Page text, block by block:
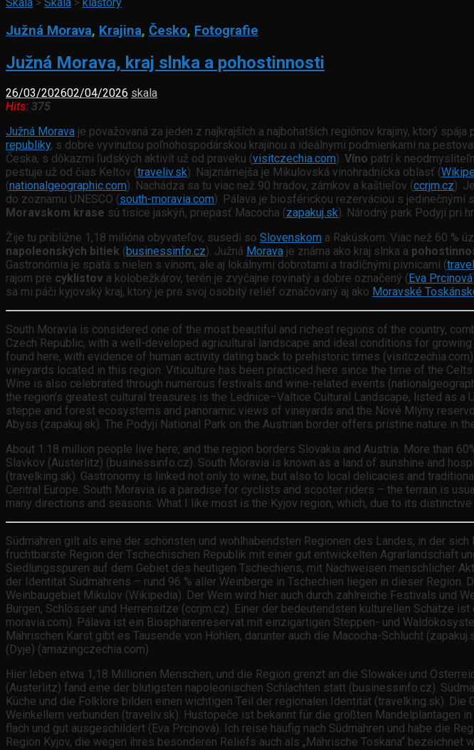
Južná Morava, Krajina, Česko, Fotografie
Južná Morava, kraj slnka a pohostinnosti
26/03/202602/04/2026 skala
Hits: 375
Južná Morava je považovaná za jeden z najkrajších a najbohatších regiónov krajiny, ktorý
republiky, s dobre vyvinutou poľnohospodárskou krajinou a ideálnymi podmienkami na
Česka, s dôkazmi ľudských aktivít už od praveku (visitczechia.com). Víno patrí k
pestuje už od čias Keltov (traveliv.sk). Najznámejša je Mikulovská vinohradnícka oblasť (
(nationalgeographic.com). Nachádza sa tu viac než 90 hradov, zámkov a kaštieľov (ccrjm.cz).
do zoznamu UNESCO (south-moravia.com). Pálava je biosférickou rezerváciou s
Moravskom krase sú tisíce jaskýň, priepasť Macocha (zapakuj.sk). Národný park Podyjí pri
Žije tu približne 1,18 milióna obyvateľov, susedí so Slovenskom a Rakúskom. Viac než 60 %
napoleonských bitiek (businessinfo.cz). Južná Morava je známa ako kraj slnka a
Gastronómia je spätá s nielen s vínom, ale aj lokálnymi dobrotami a tradičnými pivnicami (
rajom pre cyklistov a kolobežkárov, terén je zvyčajne rovinatý a dobre označený ( Eva Prcinová
sa mi páči kyjovský kraj, ktorý je pre svoj osobitý reliéf označovaný aj ako Moravské
South Moravia is considered one of the most beautiful and richest regions of the country,
Czech Republic, with a well-developed agricultural landscape and ideal conditions for
found here, with evidence of human activity dating back to prehistoric times
vineyards located in this region. Viticulture has been practiced here since the time of the
Wine is also celebrated through numerous festivals and wine-related events
the region’s greatest cultural treasures is the Lednice–Valtice Cultural Landscape, listed as
steppe and forest ecosystems and panoramic views of vineyards and the Nové Mlýny
Abyss (zapakuj.sk). The Podyjí National Park on the Austrian border offers pristine nature in
About 1.18 million people live here, and the region borders Slovakia and Austria. More than
Slavkov (Austerlitz) (businessinfo.cz). South Moravia is known as a land of sunshine and
(travelking.sk). Gastronomy is linked not only to wine, but also to local delicacies and
Central Europe. South Moravia is a paradise for cyclists and scooter riders – the terrain is
many directions and seasons. What I like most is the Kyjov region, which, due to its
Südmähren gilt als eine der schönsten und wohlhabendsten Regionen des Landes, in der
fruchtbarste Region der Tschechischen Republik mit einer gut entwickelten Agrarlandschaft
Siedlungsspuren auf dem Gebiet des heutigen Tschechiens, mit Nachweisen menschlicher
der Identität Südmährens – rund 96 % aller Weinberge in Tschechien liegen in dieser
Weinbaugebiet Mikulov (Wikipedia). Der Wein wird hier auch durch zahlreiche Festivals und
Burgen, Schlösser und Herrensitze (ccrjm.cz). Einer der bedeutendsten kulturellen Schätze
moravia.com). Pálava ist ein Biosphärenreservat mit einzigartigen Steppen- und
Mährischen Karst gibt es Tausende von Höhlen, darunter auch die Macocha-Schlucht
(Dyje) (amazingczechia.com).
Hier leben etwa 1,18 Millionen Menschen, und die Region grenzt an die Slowakei und
(Austerlitz) fand eine der blutigsten napoleonischen Schlachten statt (businessinfo.cz).
Küche und die Folklore bilden einen wichtigen Teil der regionalen Identität (travelking.sk).
Weinkellern verbunden (traveliv.sk). Hustopeče ist bekannt für die größten Mandelplantagen
flach und gut ausgeschildert (Eva Prcinová). Ich reise häufig nach Südmähren und habe die
Region Kyjov, die wegen ihres besonderen Reliefs auch als „Mährische Toskana“ bezeichnet